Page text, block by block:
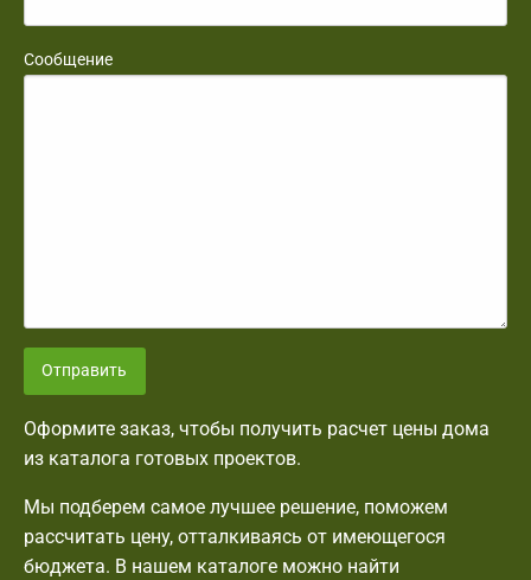
Сообщение
Отправить
Оформите заказ, чтобы получить расчет цены дома
из каталога готовых проектов.
Мы подберем самое лучшее решение, поможем
рассчитать цену, отталкиваясь от имеющегося
бюджета. В нашем каталоге можно найти